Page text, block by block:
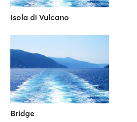
Isola di Vulcano
Bridge